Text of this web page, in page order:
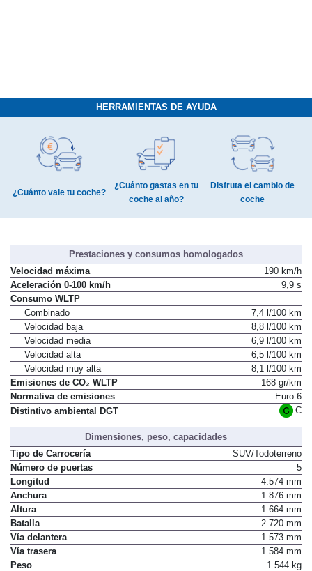
HERRAMIENTAS DE AYUDA
¿Cuánto vale tu coche?
¿Cuánto gastas en tu
coche al año?
Disfruta el cambio de
coche
Prestaciones y consumos homologados
Velocidad máxima
190 km/h
Aceleración 0-100 km/h
9,9 s
Consumo WLTP
Combinado
7,4 l/100 km
Velocidad baja
8,8 l/100 km
Velocidad media
6,9 l/100 km
Velocidad alta
6,5 l/100 km
Velocidad muy alta
8,1 l/100 km
Emisiones de CO₂ WLTP
168 gr/km
Normativa de emisiones
Euro 6
Distintivo ambiental DGT
C
Dimensiones, peso, capacidades
Tipo de Carrocería
SUV/Todoterreno
Número de puertas
5
Longitud
4.574 mm
Anchura
1.876 mm
Altura
1.664 mm
Batalla
2.720 mm
Vía delantera
1.573 mm
Vía trasera
1.584 mm
Peso
1.544 kg